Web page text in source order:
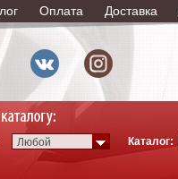
Оплата Доставка
Любой Каталог: